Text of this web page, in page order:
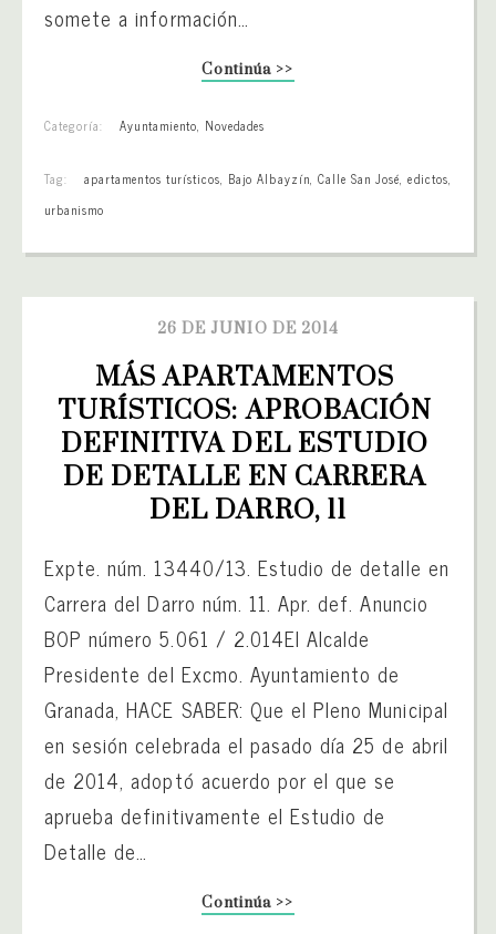
somete a información…
Continúa >>
Categoría: Ayuntamiento, Novedades
Tag: apartamentos turísticos, Bajo Albayzín, Calle San José,edictos,
urbanismo
26 DE JUNIO DE 2014
MÁS APARTAMENTOS
TURÍSTICOS: APROBACIÓN
DEFINITIVA DEL ESTUDIO
DE DETALLE EN CARRERA
DEL DARRO, 11
Expte. núm. 13440/13. Estudio de detalle en
Carrera del Darro núm. 11. Apr. def. Anuncio
BOP número 5.061 / 2.014El Alcalde
Presidente del Excmo. Ayuntamiento de
Granada, HACE SABER: Que el Pleno Municipal
en sesión celebrada el pasado día 25 de abril
de 2014, adoptó acuerdo por el que se
aprueba definitivamente el Estudio de
Detalle de…
Continúa >>